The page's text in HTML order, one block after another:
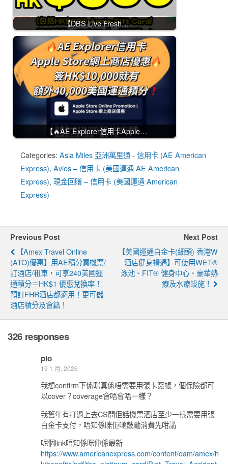
【DBS Live Fresh…
【🔥AE Explorer信用卡Apple…
Categories: Asia Miles 亞洲萬里通 - 信用卡 (AE American
Express), Avios – 信用卡 (美國運通 AE American
Express), 現金回贈 – 信用卡 (美國運通 American
Express)
Previous Post
【Amex Travel Online
(ATO)優惠】用AE積分買機票/
訂酒店/租車，可享240美國運
通積分＝HK$1 優惠兌換率！
預訂FHR酒店都適用！更可儲
酒店積分及會籍！
Next Post
【美國運通白金卡(細頭) 香港W
酒店健身禮遇】可使用WET®
泳池、FIT® 健身中心、豪華熱
療及水療設施！
326 responses
plo
19 1 月, 2026
我想confirm下係咪真係唔需要用張卡簽帳，個保險都可
以cover？coverage會唔會唔一樣？
我舊年有打過上去CS問佢話機票酒店至少一樣需要用張
白金卡支付，唔知係咪佢哋鼓勵消費先咁講
呢個link唔知係咪仲係最新
https://www.americanexpress.com/content/dam/amex/h